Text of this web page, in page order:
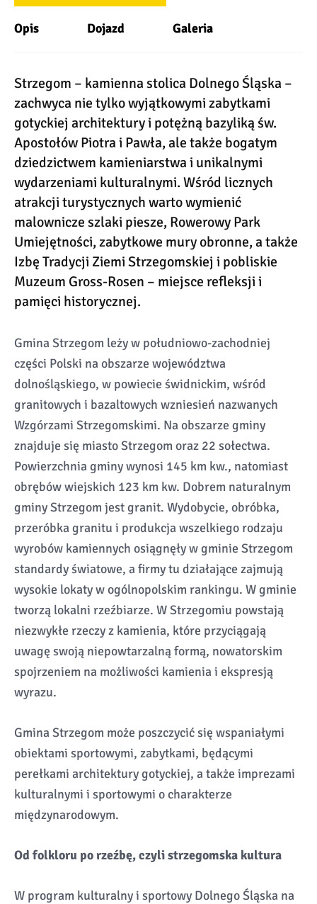
Opis Dojazd Galeria
Strzegom – kamienna stolica Dolnego Śląska –
zachwyca nie tylko wyjątkowymi zabytkami
gotyckiej architektury i potężną bazyliką św.
Apostołów Piotra i Pawła, ale także bogatym
dziedzictwem kamieniarstwa i unikalnymi
wydarzeniami kulturalnymi. Wśród licznych
atrakcji turystycznych warto wymienić
malownicze szlaki piesze, Rowerowy Park
Umiejętności, zabytkowe mury obronne, a także
Izbę Tradycji Ziemi Strzegomskiej i pobliskie
Muzeum Gross-Rosen – miejsce refleksji i
pamięci historycznej.
Gmina Strzegom leży w południowo-zachodniej
części Polski na obszarze województwa
dolnośląskiego, w powiecie świdnickim, wśród
granitowych i bazaltowych wzniesień nazwanych
Wzgórzami Strzegomskimi. Na obszarze gminy
znajduje się miasto Strzegom oraz 22 sołectwa.
Powierzchnia gminy wynosi 145 km kw., natomiast
obrębów wiejskich 123 km kw. Dobrem naturalnym
gminy Strzegom jest granit. Wydobycie, obróbka,
przeróbka granitu i produkcja wszelkiego rodzaju
wyrobów kamiennych osiągnęły w gminie Strzegom
standardy światowe, a firmy tu działające zajmują
wysokie lokaty w ogólnopolskim rankingu. W gminie
tworzą lokalni rzeźbiarze. W Strzegomiu powstają
niezwykłe rzeczy z kamienia, które przyciągają
uwagę swoją niepowtarzalną formą, nowatorskim
spojrzeniem na możliwości kamienia i ekspresją
wyrazu.
Gmina Strzegom może poszczycić się wspaniałymi
obiektami sportowymi, zabytkami, będącymi
perełkami architektury gotyckiej, a także imprezami
kulturalnymi i sportowymi o charakterze
międzynarodowym.
Od folkloru po rzeźbę, czyli strzegomska kultura
W program kulturalny i sportowy Dolnego Śląska na